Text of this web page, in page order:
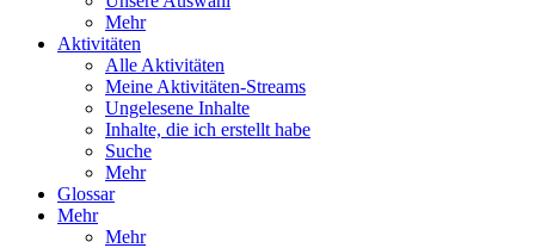
Mehr
Aktivitäten
Alle Aktivitäten
Meine Aktivitäten-Streams
Ungelesene Inhalte
Inhalte, die ich erstellt habe
Suche
Mehr
Glossar
Mehr
Mehr